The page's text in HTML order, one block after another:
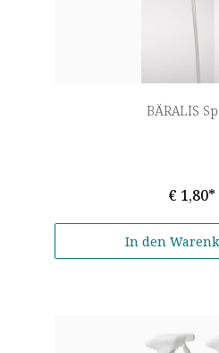
BÄRALIS
€ 1,80*
In den